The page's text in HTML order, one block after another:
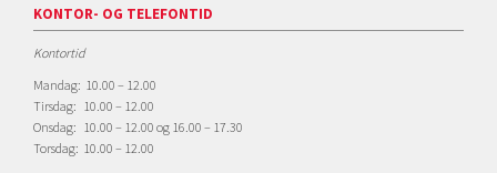
KONTOR- OG TELEFONTID
Kontortid
Mandag: 10.00 – 12.00
Tirsdag: 10.00 – 12.00
Onsdag: 10.00 – 12.00 og 16.00 – 17.30
Torsdag: 10.00 – 12.00